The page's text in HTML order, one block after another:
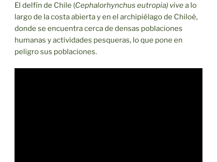
El delfín de Chile (Cephalorhynchus eutropia) vivea lo
largo de la costa abierta y en el archipiélago de Chiloé,
donde se encuentra cerca de densas poblaciones
humanas y actividades pesqueras, lo que pone en
peligro sus poblaciones.